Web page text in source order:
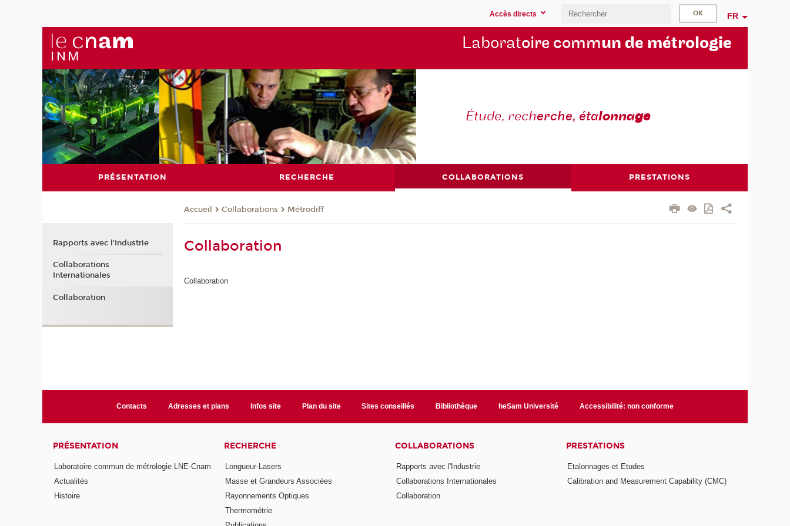
Accès directs FR
Laboratoire commun de métrologie
Étude, recherche, étalonnage
PRÉSENTATION RECHERCHE COLLABORATIONS PRESTATIONS
Accueil Collaborations Métrodiff
Collaboration
Collaboration
Rapports avec l'Industrie
Collaborations
Internationales
Collaboration
Contacts Adresses et plans Infos site Plan du site Sites conseillés Bibliothèque heSam Université Accessibilité: non conforme
PRÉSENTATION
Laboratoire commun de métrologie LNE-Cnam
Actualités
Histoire
RECHERCHE
Longueur-Lasers
Masse et Grandeurs Associées
Rayonnements Optiques
Thermométrie
COLLABORATIONS
Rapports avec l'Industrie
Collaborations Internationales
Collaboration
PRESTATIONS
Etalonnages et Etudes
Calibration and Measurement Capability (CMC)